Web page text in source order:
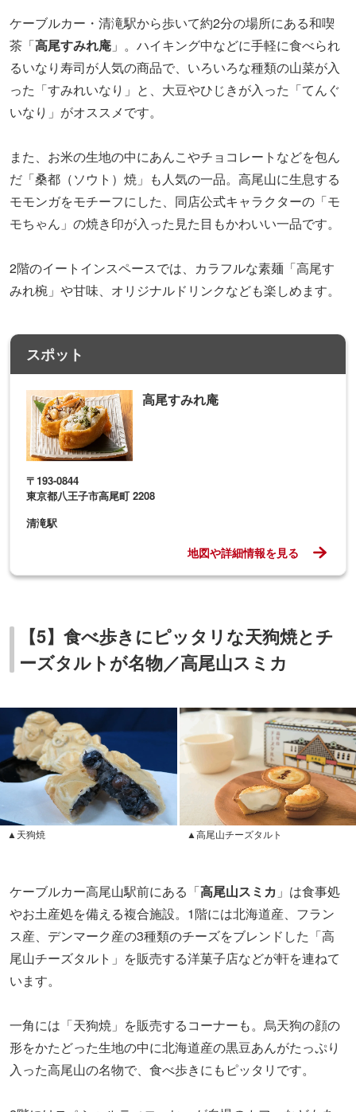
ケーブルカー・清滝駅から歩いて約2分の場所にある和喫
茶「高尾すみれ庵 」。ハイキング中などに手軽に食べられ
るいなり寿司が人気の商品で、いろいろな種類の山菜が入
った「すみれいなり」と、大豆やひじきが入った「てんぐ
いなり」がオススメです。
また、お米の生地の中にあんこやチョコレートなどを包ん
だ「桑都（ソウト）焼」も人気の一品。高尾山に生息する
モモンガをモチーフにした、同店公式キャラクターの「モ
モちゃん」の焼き印が入った見た目もかわいい一品です。
2階のイートインスペースでは、カラフルな素麺「高尾す
みれ椀」や甘味、オリジナルドリンクなども楽しめます。
スポット
高尾すみれ庵
〒193-0844
東京都八王子市高尾町 2208
清滝駅
地図や詳細情報を見る
【5】食べ歩きにピッタリな天狗焼とチ
ーズタルトが名物／高尾山スミカ
▲天狗焼 ▲高尾山チーズタルト
ケーブルカー高尾山駅前にある「高尾山スミカ 」は食事処
やお土産処を備える複合施設。1階には北海道産、フラン
ス産、デンマーク産の3種類のチーズをブレンドした「高
尾山チーズタルト」を販売する洋菓子店などが軒を連ねて
います。
一角には「天狗焼」を販売するコーナーも。烏天狗の顔の
形をかたどった生地の中に北海道産の黒豆あんがたっぷり
入った高尾山の名物で、食べ歩きにもピッタリです。